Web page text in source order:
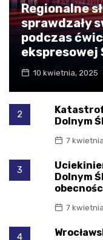
Regionalne
sprawdzały
podczas
ekspresowej
10 kwietnia, 2025
2
Dolnym
7
3
Dolnym
7
4